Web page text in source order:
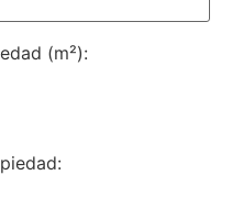
(m²):